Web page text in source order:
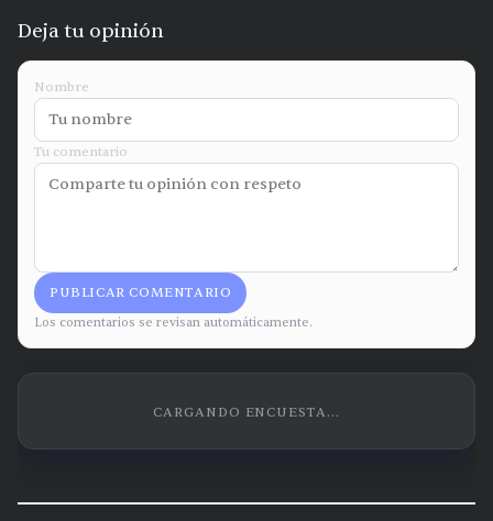
Deja tu opinión
Nombre
Tu comentario
PUBLICAR COMENTARIO
Los comentarios se revisan automáticamente.
CARGANDO ENCUESTA...